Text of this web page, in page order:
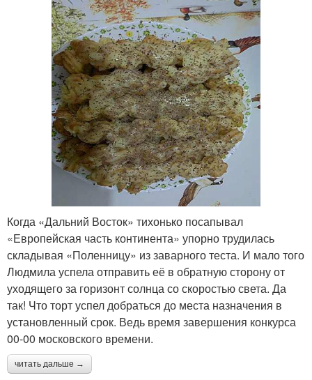
Когда «Дальний Восток» тихонько посапывал
«Европейская часть континента» упорно трудилась
складывая «Поленницу» из заварного теста. И мало того
Людмила успела отправить её в обратную сторону от
уходящего за горизонт солнца со скоростью света. Да
так! Что торт успел добраться до места назначения в
установленный срок. Ведь время завершения конкурса
00-00 московского времени.
читать дальше →